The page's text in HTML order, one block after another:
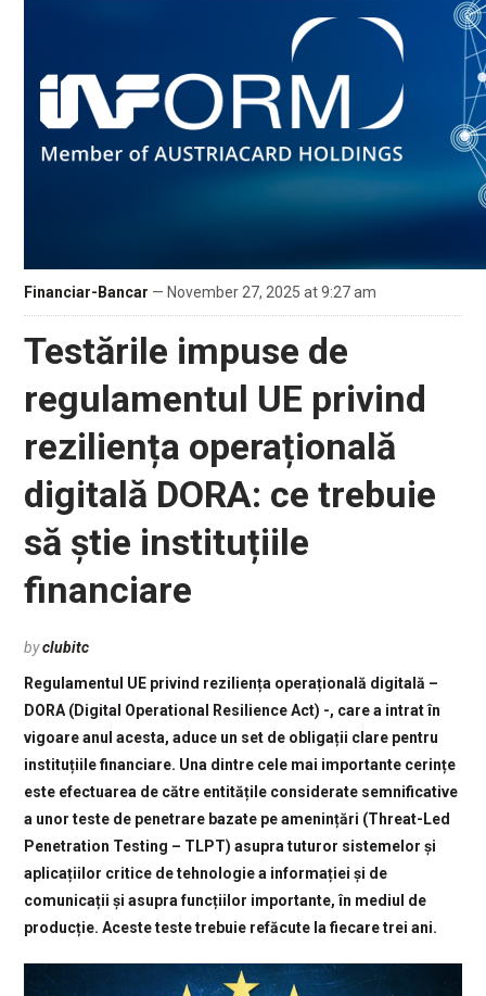
Financiar-Bancar — November 27, 2025 at 9:27 am
Testările impuse de
regulamentul UE privind
reziliența operațională
digitală DORA: ce trebuie
să știe instituțiile
financiare
byclubitc
Regulamentul UE privind reziliența operațională digitală –
DORA (Digital Operational Resilience Act) -, care a intrat în
vigoare anul acesta, aduce un set de obligații clare pentru
instituțiile financiare. Una dintre cele mai importante cerințe
este efectuarea de către entitățile considerate semnificative
a unor teste de penetrare bazate pe amenințări (Threat-Led
Penetration Testing – TLPT) asupra tuturor sistemelor și
aplicațiilor critice de tehnologie a informației și de
comunicații și asupra funcțiilor importante, în mediul de
producție. Aceste teste trebuie refăcute la fiecare trei ani.